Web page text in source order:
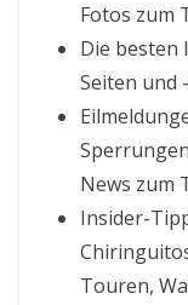
Fotos zum
Die besten
Seiten und
News zum
Insider-
Touren,